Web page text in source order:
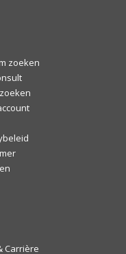
zoeken
Carrière